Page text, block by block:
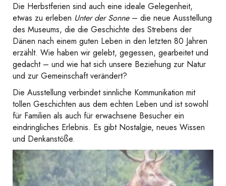
Die Herbstferien sind auch eine ideale Gelegenheit,
etwas zu erleben Unter der Sonne– die neue Ausstellung
des Museums, die die Geschichte des Strebens der
Dänen nach einem guten Leben in den letzten 80 Jahren
erzählt. Wie haben wir gelebt, gegessen, gearbeitet und
gedacht – und wie hat sich unsere Beziehung zur Natur
und zur Gemeinschaft verändert?
Die Ausstellung verbindet sinnliche Kommunikation mit
tollen Geschichten aus dem echten Leben und ist sowohl
für Familien als auch für erwachsene Besucher ein
eindringliches Erlebnis. Es gibt Nostalgie, neues Wissen
und Denkanstöße.